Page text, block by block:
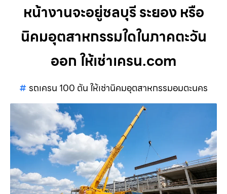
หน้างานจะอยู่ชลบุรี ระยอง หรือ
นิคมอุตสาหกรรมใดในภาคตะวัน
ออก ให้เช่าเครน.com
รถเครน 100 ตัน ให้เช่านิคมอุตสาหกรรมอมตะนคร